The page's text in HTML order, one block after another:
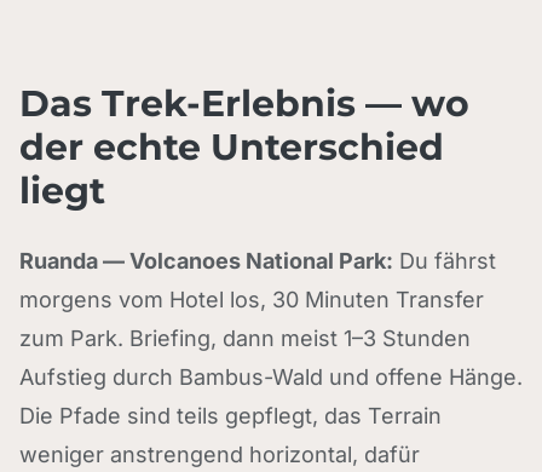
Das Trek-Erlebnis — wo
der echte Unterschied
liegt
Ruanda — Volcanoes National Park: Du fährst
morgens vom Hotel los, 30 Minuten Transfer
zum Park. Briefing, dann meist 1–3 Stunden
Aufstieg durch Bambus-Wald und offene Hänge.
Die Pfade sind teils gepflegt, das Terrain
weniger anstrengend horizontal, dafür